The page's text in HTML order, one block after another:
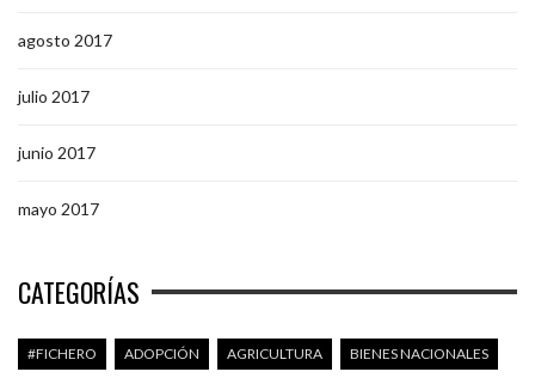
agosto 2017
julio 2017
junio 2017
mayo 2017
CATEGORÍAS
#FICHERO ADOPCIÓN AGRICULTURA BIENES NACIONALES